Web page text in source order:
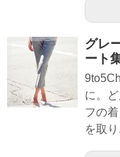
グレ
ート
に。
フの
を取り